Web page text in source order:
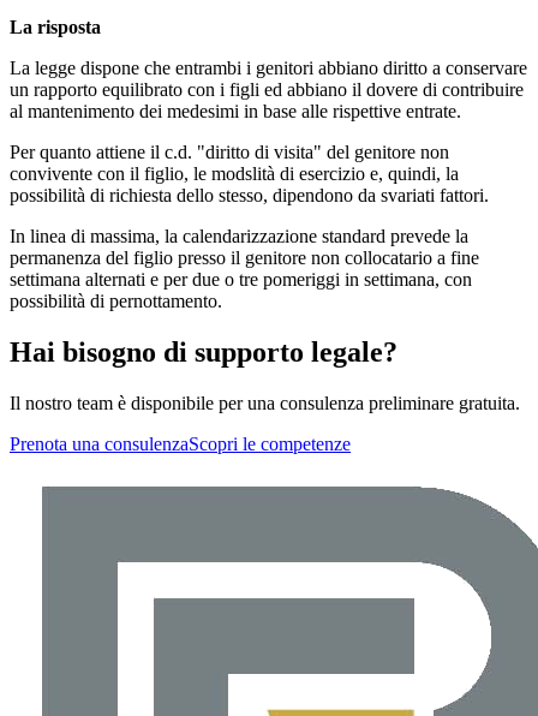
La risposta
La legge dispone che entrambi i genitori abbiano diritto a conservare
un rapporto equilibrato con i figli ed abbiano il dovere di contribuire
al mantenimento dei medesimi in base alle rispettive entrate.
Per quanto attiene il c.d. "diritto di visita" del genitore non
convivente con il figlio, le modslità di esercizio e, quindi, la
possibilità di richiesta dello stesso, dipendono da svariati fattori.
In linea di massima, la calendarizzazione standard prevede la
permanenza del figlio presso il genitore non collocatario a fine
settimana alternati e per due o tre pomeriggi in settimana, con
possibilità di pernottamento.
Hai bisogno di supporto legale?
Il nostro team è disponibile per una consulenza preliminare gratuita.
Prenota una consulenzaScopri le competenze